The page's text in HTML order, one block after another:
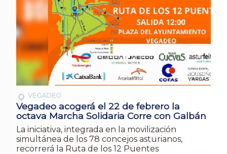
VEGADEO
Vegadeo acogerá el 22 de febrero la
octava Marcha Solidaria Corre con Galbán
La iniciativa, integrada en la movilización
simultánea de los 78 concejos asturianos,
recorrerá la Ruta de los 12 Puentes